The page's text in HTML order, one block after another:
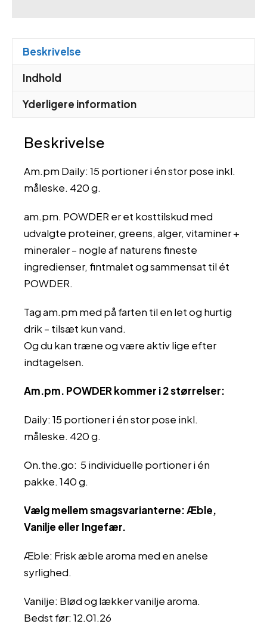
Beskrivelse
Indhold
Yderligere information
Beskrivelse
Am.pm Daily: 15 portioner i én stor pose inkl.
måleske. 420 g.
am.pm. POWDER er et kosttilskud med
udvalgte proteiner, greens, alger, vitaminer +
mineraler – nogle af naturens fineste
ingredienser, fintmalet og sammensat til ét
POWDER.
Tag am.pm med på farten til en let og hurtig
drik – tilsæt kun vand.
Og du kan træne og være aktiv lige efter
indtagelsen.
Am.pm. POWDER kommer i 2 størrelser:
Daily: 15 portioner i én stor pose inkl.
måleske. 420 g.
On.the.go: 5 individuelle portioner i én
pakke. 140 g.
Vælg mellem smagsvarianterne: Æble,
Vanilje eller Ingefær.
Æble: Frisk æble aroma med en anelse
syrlighed.
Vanilje: Blød og lækker vanilje aroma.
Bedst før: 12.01.26